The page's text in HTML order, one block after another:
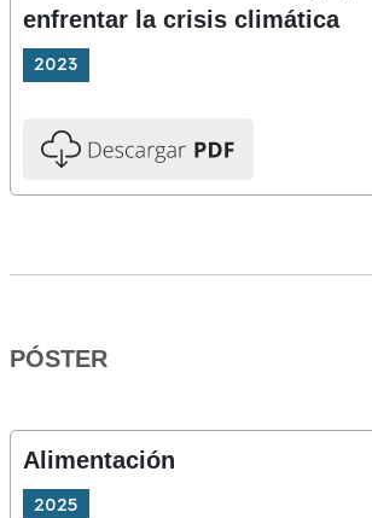
enfrentar la crisis climática
2023
PÓSTER
Alimentación
2025